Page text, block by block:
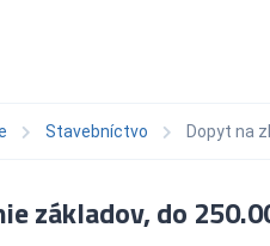
Stavebníctvo Dopyt na
základov, do